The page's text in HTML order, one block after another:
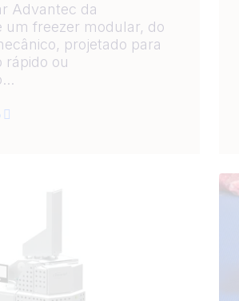
Advantec da
um freezer modular, do
projetado para
rápido ou